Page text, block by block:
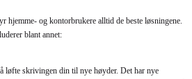
hjemme- og kontorbrukere alltid de beste løsningene.
blant annet:
løfte skrivingen din til nye høyder. Det har nye